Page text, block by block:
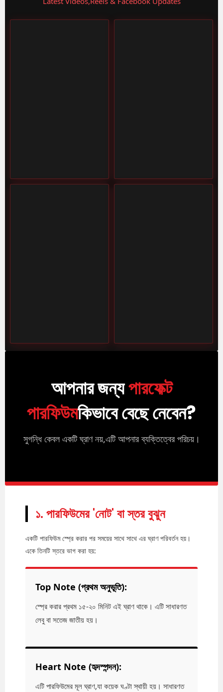
আপনার জন্যপারফেক্ট
পারফিউমকিভাবে বেছে নেবেন?
সুগন্ধি কেবল একটি ঘ্রাণ নয়,এটি আপনার ব্যক্তিত্বের পরিচয়।
১. পারফিউমের 'নোট' বা স্তর বুঝুন
একটি পারফিউম স্প্রে করার পর সময়ের সাথে সাথে এর ঘ্রাণ পরিবর্তন হয়।
একে তিনটি স্তরে ভাগ করা হয়:
Top Note (প্রথম অনুভূতি):
স্প্রে করার প্রথম ১৫-২০ মিনিট এই ঘ্রাণ থাকে। এটি সাধারণত
লেবু বা সতেজ জাতীয় হয়।
Heart Note (হৃদস্পন্দন):
এটি পারফিউমের মূল ঘ্রাণ,যা কয়েক ঘণ্টা স্থায়ী হয়। সাধারণত